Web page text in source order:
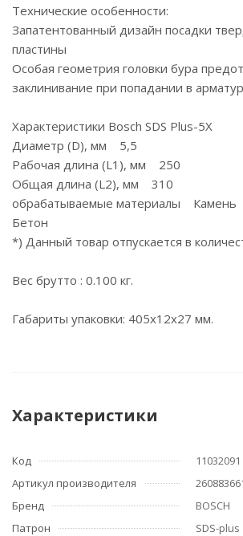
Технические особенности:
Запатентованный дизайн посадки
пластины
Особая геометрия головки бура
заклинивание при попадании в
Характеристики Bosch SDS Plus-5X
Диаметр (D), мм 5,5
Рабочая длина (L1), мм 250
Общая длина (L2), мм 310
обрабатываемые материалы Камень
Бетон
*) Данный товар отпускается в
Вес брутто : 0.100 кг.
Габариты упаковки: 405х12х27 мм.
Характеристики
Код
11032091
Артикул производителя
Бренд
BOSCH
Патрон
SDS-plus